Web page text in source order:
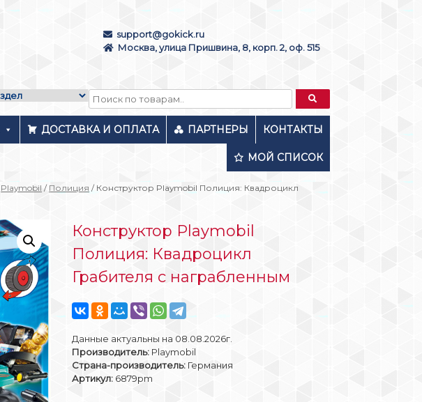
support@gokick.ru
Москва, улица Пришвина, 8, корп. 2, оф. 515
ДОСТАВКА И ОПЛАТА ПАРТНЕРЫ КОНТАКТЫ
МОЙ СПИСОК
Playmobil / Полиция / Конструктор Playmobil Полиция: Квадроцикл
Конструктор Playmobil
Полиция: Квадроцикл
Грабителя с награбленным
Данные актуальны на 08.08.2026г.
Производитель: Playmobil
Страна-производитель: Германия
Артикул: 6879pm